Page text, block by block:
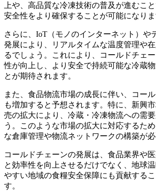
上や、高品質な冷凍技術の普及が進むこ
安全性をより確保することが可能になりま
さらに、IoT（モノのインターネット）や
発展により、リアルタイムな温度管理や
るでしょう。これにより、コールドチェ
性が向上し、より安全で持続可能な冷蔵
とが期待されます。
また、食品物流市場の成長に伴い、コー
も増加すると予想されます。特に、新興
売の拡大により、冷蔵・冷凍物流への需
う。このような市場の拡大に対応するた
な倉庫管理や物流ネットワークの構築が必
コールドチェーンの発展は、食品業界や
と効率性を向上させるだけでなく、地球
やすい地域の食糧安全保障にも貢献する
す。